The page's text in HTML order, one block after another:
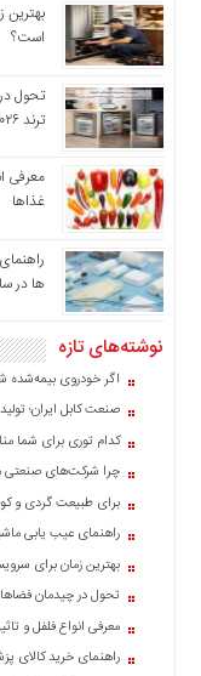
است؟
تحول
ترند ۲۰۲۶ تبدیل شدند؟
معرفی
غذاها
ها در سال
نوشته‌های تازه
اگر خودروی بیمه‌شده
صنعت کابل ایران؛
کدام توری برای شما
چرا شرکت‌های صنعتی
برای طبیعت گردی و
راهنمای عیب یابی
بهترین زمان برای
تحول در چیدمان فضاهای
معرفی انواع فلفل و
راهنمای خرید کالای